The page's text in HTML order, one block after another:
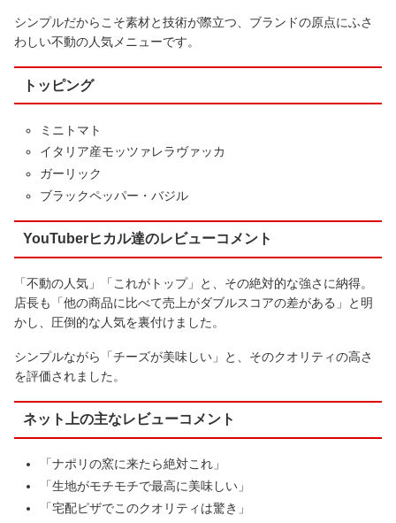
シンプルだからこそ素材と技術が際立つ、ブランドの原点にふさ
わしい不動の人気メニューです。
トッピング
ミニトマト
イタリア産モッツァレラヴァッカ
ガーリック
ブラックペッパー・バジル
YouTuberヒカル達のレビューコメント
「不動の人気」「これがトップ」と、その絶対的な強さに納得。
店長も「他の商品に比べて売上がダブルスコアの差がある」と明
かし、圧倒的な人気を裏付けました。
シンプルながら「チーズが美味しい」と、そのクオリティの高さ
を評価されました。
ネット上の主なレビューコメント
「ナポリの窯に来たら絶対これ」
「生地がモチモチで最高に美味しい」
「宅配ピザでこのクオリティは驚き」